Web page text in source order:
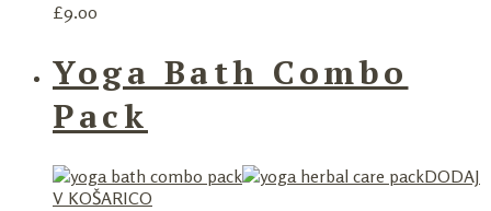
£9.00
Yoga Bath Combo
Pack
DODAJ
V KOŠARICO